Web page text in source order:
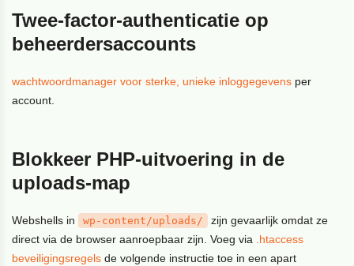
Twee-factor-authenticatie op
beheerdersaccounts
wachtwoordmanager voor sterke, unieke inloggegevens per
account.
Blokkeer PHP-uitvoering in de
uploads-map
Webshells in wp-content/uploads/
zijn gevaarlijk omdat ze
direct via de browser aanroepbaar zijn. Voeg via .htaccess
beveiligingsregels de volgende instructie toe in een apart